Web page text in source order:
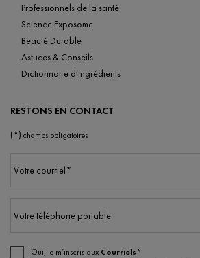
Professionnels de la santé
Science Exposome
Beauté Durable
Astuces & Conseils
Dictionnaire d'Ingrédients
RESTONS EN CONTACT
(*) champs obligatoires
Votre courriel*
Votre téléphone portable
Oui, je m’inscris aux Courriels*